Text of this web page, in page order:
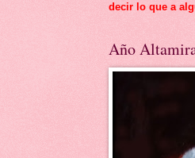
decir lo que a
Año